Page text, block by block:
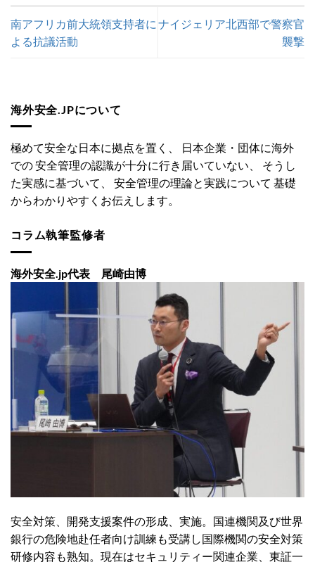
南アフリカ前大統領支持者に
よる抗議活動
ナイジェリア北西部で警察官
襲撃
海外安全.JPについて
極めて安全な日本に拠点を置く、 日本企業・団体に海外
での 安全管理の認識が十分に行き届いていない、 そうし
た実感に基づいて、 安全管理の理論と実践について 基礎
からわかりやすくお伝えします。
コラム執筆監修者
海外安全.jp代表 尾崎由博
安全対策、開発支援案件の形成、実施。国連機関及び世界
銀行の危険地赴任者向け訓練も受講し国際機関の安全対策
研修内容も熟知。現在はセキュリティー関連企業、東証一